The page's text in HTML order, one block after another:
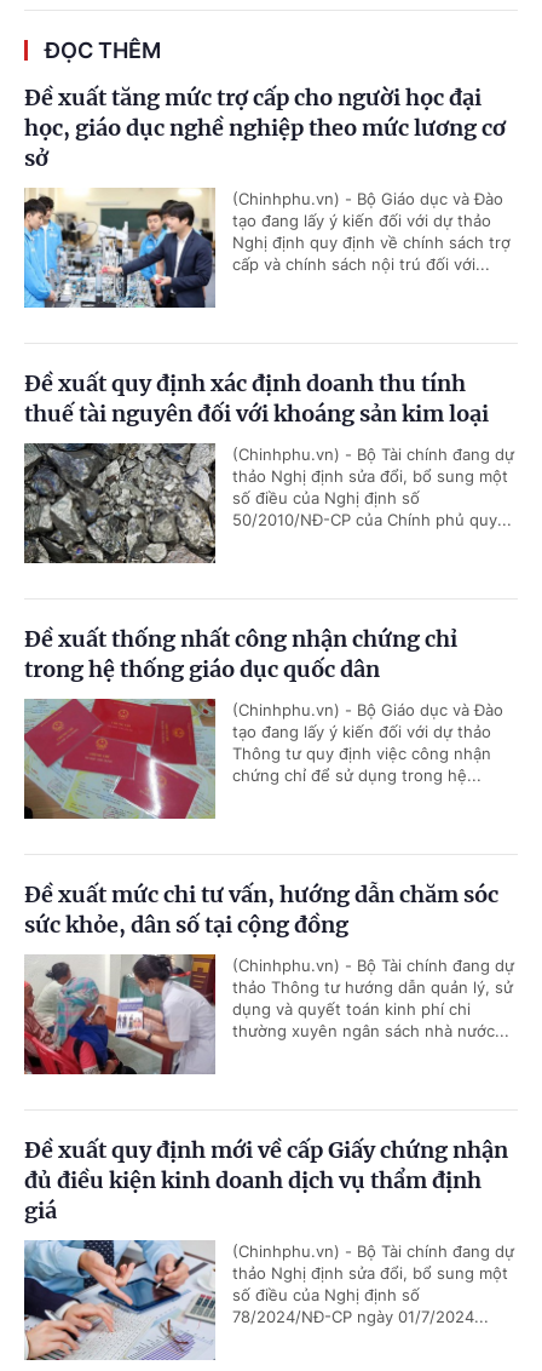
ĐỌC THÊM
Đề xuất tăng mức trợ cấp cho người học đại
học, giáo dục nghề nghiệp theo mức lương cơ
sở
(Chinhphu.vn) - Bộ Giáo dục và Đào
tạo đang lấy ý kiến đối với dự thảo
Nghị định quy định về chính sách trợ
cấp và chính sách nội trú đối với...
Đề xuất quy định xác định doanh thu tính
thuế tài nguyên đối với khoáng sản kim loại
(Chinhphu.vn) - Bộ Tài chính đang dự
thảo Nghị định sửa đổi, bổ sung một
số điều của Nghị định số
50/2010/NĐ-CP của Chính phủ quy...
Đề xuất thống nhất công nhận chứng chỉ
trong hệ thống giáo dục quốc dân
(Chinhphu.vn) - Bộ Giáo dục và Đào
tạo đang lấy ý kiến đối với dự thảo
Thông tư quy định việc công nhận
chứng chỉ để sử dụng trong hệ...
Đề xuất mức chi tư vấn, hướng dẫn chăm sóc
sức khỏe, dân số tại cộng đồng
(Chinhphu.vn) - Bộ Tài chính đang dự
thảo Thông tư hướng dẫn quản lý, sử
dụng và quyết toán kinh phí chi
thường xuyên ngân sách nhà nước...
Đề xuất quy định mới về cấp Giấy chứng nhận
đủ điều kiện kinh doanh dịch vụ thẩm định
giá
(Chinhphu.vn) - Bộ Tài chính đang dự
thảo Nghị định sửa đổi, bổ sung một
số điều của Nghị định số
78/2024/NĐ-CP ngày 01/7/2024...